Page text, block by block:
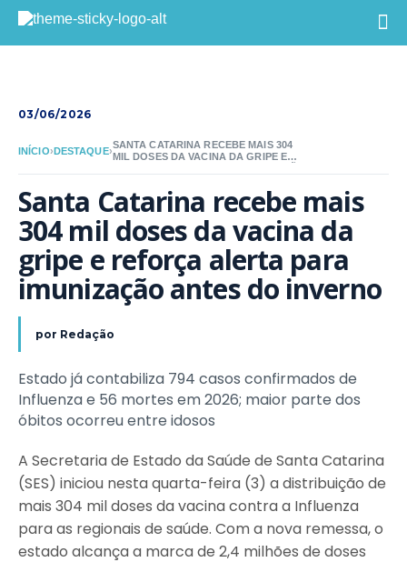
03/06/2026
INÍCIO›DESTAQUE›
SANTA CATARINA RECEBE MAIS 304
MIL DOSES DA VACINA DA GRIPE E
Santa Catarina recebe mais
304 mil doses da vacina da
gripe e reforça alerta para
imunização antes do inverno
por Redação
Estado já contabiliza 794 casos confirmados de
Influenza e 56 mortes em 2026; maior parte dos
óbitos ocorreu entre idosos
A Secretaria de Estado da Saúde de Santa Catarina
(SES) iniciou nesta quarta-feira (3) a distribuição de
mais 304 mil doses da vacina contra a Influenza
para as regionais de saúde. Com a nova remessa, o
estado alcança a marca de 2,4 milhões de doses